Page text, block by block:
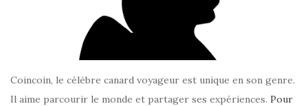
Coincoin, le célèbre canard voyageur est unique en son genre.
Il aime parcourir le monde et partager ses expériences. Pour